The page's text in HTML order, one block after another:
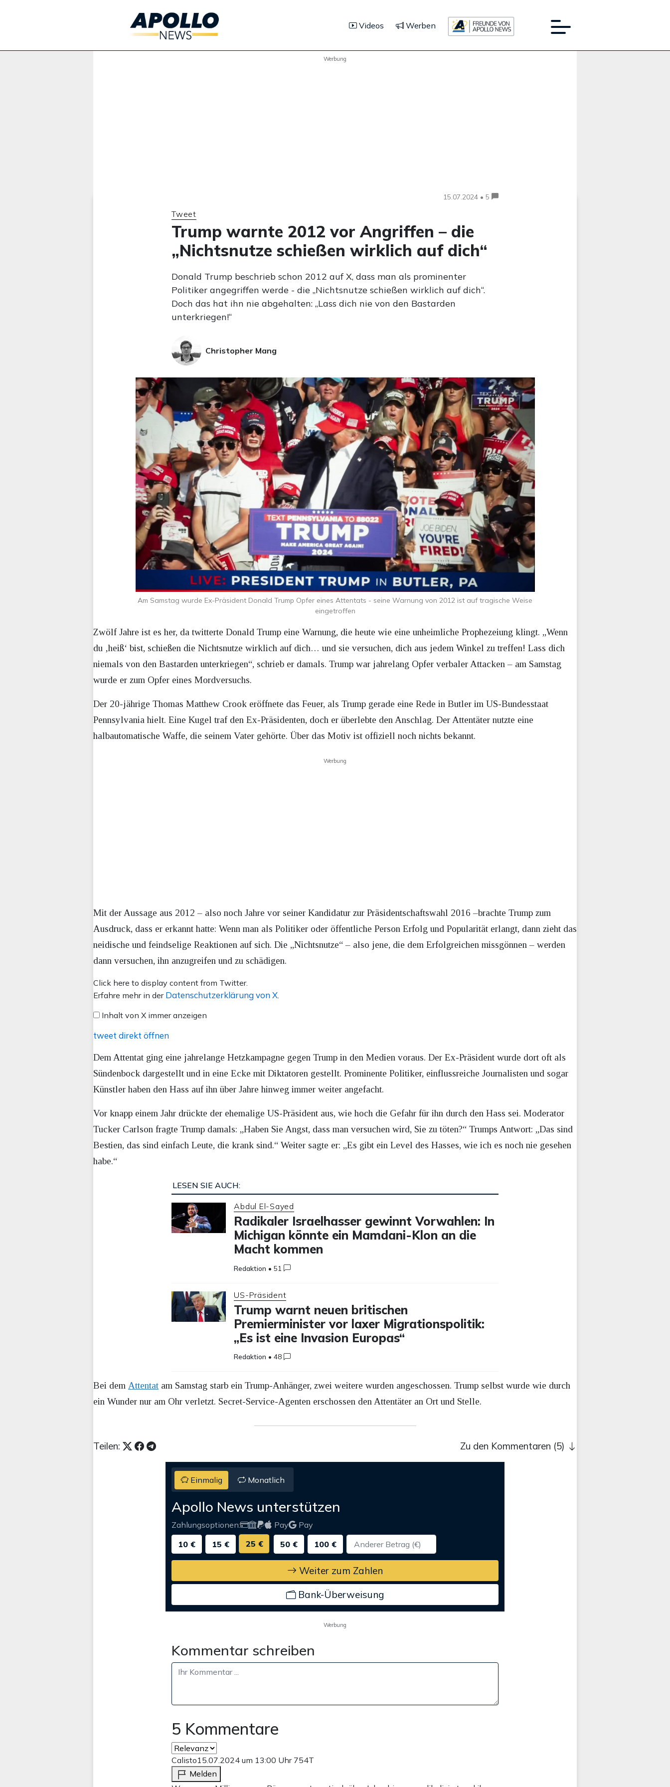
Videos Werben
Werbung
15.07.2024 • 5
Tweet
Trump warnte 2012 vor Angriffen – die
„Nichtsnutze schießen wirklich auf dich“
Donald Trump beschrieb schon 2012 auf X, dass man als prominenter
Politiker angegriffen werde - die „Nichtsnutze schießen wirklich auf dich“.
Doch das hat ihn nie abgehalten: „Lass dich nie von den Bastarden
unterkriegen!“
Christopher Mang
Am Samstag wurde Ex-Präsident Donald Trump Opfer eines Attentats - seine Warnung von 2012 ist auf tragische Weise
eingetroffen
Zwölf Jahre ist es her, da twitterte Donald Trump eine Warnung, die heute wie eine unheimliche Prophezeiung klingt. „Wenn
du ‚heiß‘ bist, schießen die Nichtsnutze wirklich auf dich… und sie versuchen, dich aus jedem Winkel zu treffen! Lass dich
niemals von den Bastarden unterkriegen“, schrieb er damals. Trump war jahrelang Opfer verbaler Attacken – am Samstag
wurde er zum Opfer eines Mordversuchs.
Der 20-jährige Thomas Matthew Crook eröffnete das Feuer, als Trump gerade eine Rede in Butler im US-Bundesstaat
Pennsylvania hielt. Eine Kugel traf den Ex-Präsidenten, doch er überlebte den Anschlag. Der Attentäter nutzte eine
halbautomatische Waffe, die seinem Vater gehörte. Über das Motiv ist offiziell noch nichts bekannt.
Werbung
Mit der Aussage aus 2012 – also noch Jahre vor seiner Kandidatur zur Präsidentschaftswahl 2016 –brachte Trump zum
Ausdruck, dass er erkannt hatte: Wenn man als Politiker oder öffentliche Person Erfolg und Popularität erlangt, dann zieht das
neidische und feindselige Reaktionen auf sich. Die „Nichtsnutze“ – also jene, die dem Erfolgreichen missgönnen – werden
dann versuchen, ihn anzugreifen und zu schädigen.
Inhalt
von
anzeigen
Click here to display content from Twitter.
Erfahre mehr in der Datenschutzerklärung von X
Inhalt von X immer anzeigen
tweet direkt öffnen
Dem Attentat ging eine jahrelange Hetzkampagne gegen Trump in den Medien voraus. Der Ex-Präsident wurde dort oft als
Sündenbock dargestellt und in eine Ecke mit Diktatoren gestellt. Prominente Politiker, einflussreiche Journalisten und sogar
Künstler haben den Hass auf ihn über Jahre hinweg immer weiter angefacht.
Vor knapp einem Jahr drückte der ehemalige US-Präsident aus, wie hoch die Gefahr für ihn durch den Hass sei. Moderator
Tucker Carlson fragte Trump damals: „Haben Sie Angst, dass man versuchen wird, Sie zu töten?“ Trumps Antwort: „Das sind
Bestien, das sind einfach Leute, die krank sind.“ Weiter sagte er: „Es gibt ein Level des Hasses, wie ich es noch nie gesehen
habe.“
LESEN SIE AUCH:
Abdul El-Sayed
Radikaler Israelhasser gewinnt Vorwahlen: In
Michigan könnte ein Mamdani-Klon an die
Macht kommen
Redaktion •51
US-Präsident
Trump warnt neuen britischen
Premierminister vor laxer Migrationspolitik:
„Es ist eine Invasion Europas“
Redaktion •48
Bei dem Attentat am Samstag starb ein Trump-Anhänger, zwei weitere wurden angeschossen. Trump selbst wurde wie durch
ein Wunder nur am Ohr verletzt. Secret-Service-Agenten erschossen den Attentäter an Ort und Stelle.
Teilen: Zu den Kommentaren (5)
Einmalig Monatlich
Apollo News unterstützen
Zahlungsoptionen: Pay
Pay
10 €
15 € 25 € 50 € 100 €
Weiter zum Zahlen
Bank-Überweisung
Werbung
Kommentar schreiben
5 Kommentare
Calisto15.07.2024 um 13:00 Uhr 754T
Melden